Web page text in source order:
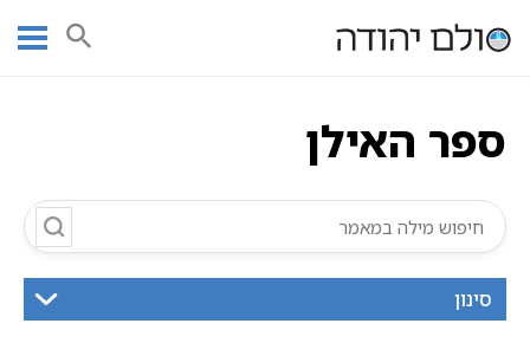
עמוד ראשי אוצר הכתבים
ספרי קבלת בעה"ס ספר האילן
ספר האילן
סינון